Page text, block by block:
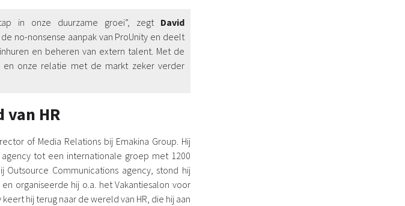
in onze duurzame groei”, zegt David
de no-nonsense aanpak van ProUnity en deelt
en beheren van extern talent. Met de
en onze relatie met de markt zeker verder
van HR
of Media Relations bij Emakina Group. Hij
tot een internationale groep met 1200
Communications agency, stond hij
organiseerde hij o.a. het Vakantiesalon voor
hij terug naar de wereld van HR, die hij aan